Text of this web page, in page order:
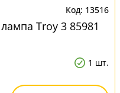
13516
Troy 3 85981
1 шт.